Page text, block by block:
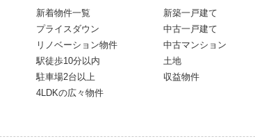
新着物件一覧
プライスダウン
リノベーション物件
駅徒歩10分以内
駐車場2台以上
4LDKの広々物件
新築一戸建て
中古一戸建て
中古マンション
土地
収益物件